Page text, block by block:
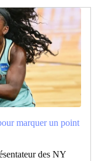
marquer un point
des NY